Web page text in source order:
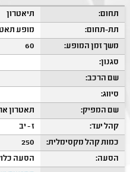
תחום:
תיאטרון
תת-תחום:
מופע
משך זמן המופע:
60
סגנון:
שם הרכב:
סיווג:
שם המפיק:
תאטרון
קהל יעד:
ז - יב
כמות קהל מקסימלית:
250
הסעה:
הסעה